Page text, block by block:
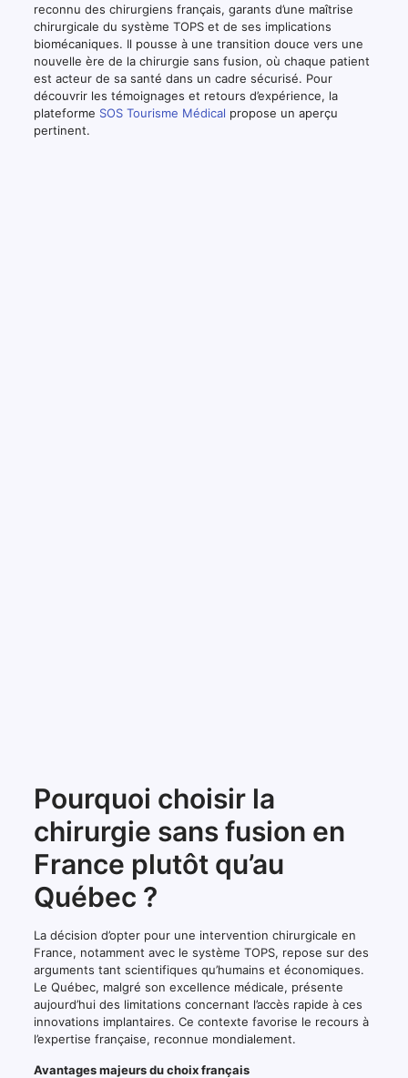
reconnu des chirurgiens français, garants d’une maîtrise
chirurgicale du système TOPS et de ses implications
biomécaniques. Il pousse à une transition douce vers une
nouvelle ère de la chirurgie sans fusion, où chaque patient
est acteur de sa santé dans un cadre sécurisé. Pour
découvrir les témoignages et retours d’expérience, la
plateforme SOS Tourisme Médical propose un aperçu
pertinent.
Pourquoi choisir la
chirurgie sans fusion en
France plutôt qu’au
Québec ?
La décision d’opter pour une intervention chirurgicale en
France, notamment avec le système TOPS, repose sur des
arguments tant scientifiques qu’humains et économiques.
Le Québec, malgré son excellence médicale, présente
aujourd’hui des limitations concernant l’accès rapide à ces
innovations implantaires. Ce contexte favorise le recours à
l’expertise française, reconnue mondialement.
Avantages majeurs du choix français